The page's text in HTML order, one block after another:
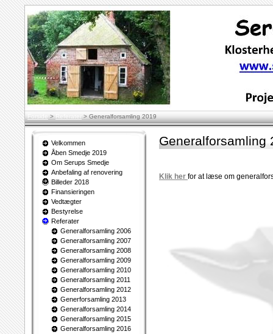
Forside > Referater > Generalforsamling 2019
Velkommen
Åben Smedje 2019
Om Serups Smedje
Anbefaling af renovering
Billeder 2018
Finansieringen
Vedtægter
Bestyrelse
Referater
Generalforsamling 2006
Generalforsamling 2007
Generalforsamling 2008
Generalforsamling 2009
Generalforsamling 2010
Generalforsamling 2011
Generalforsamling 2012
Generforsamling 2013
Generalforsamling 2014
Generalforsamling 2015
Generalforsamling 2016
Generalforsamling
Klik her for at læse om